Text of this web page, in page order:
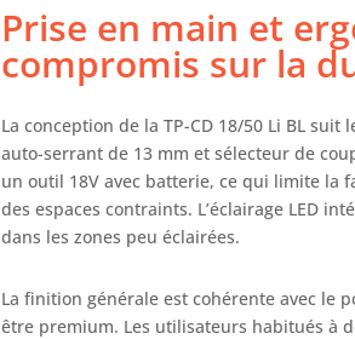
Prise en main et
compromis sur la
La conception de la TP-CD 18/50 Li BL
auto-serrant de 13 mm et sélecteur de
un outil 18V avec batterie, ce qui limite la
des espaces contraints. L’éclairage LED
dans les zones peu éclairées.
La finition générale est cohérente avec le
être premium. Les utilisateurs habitués à